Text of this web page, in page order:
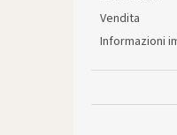
Vendita
Informazioni